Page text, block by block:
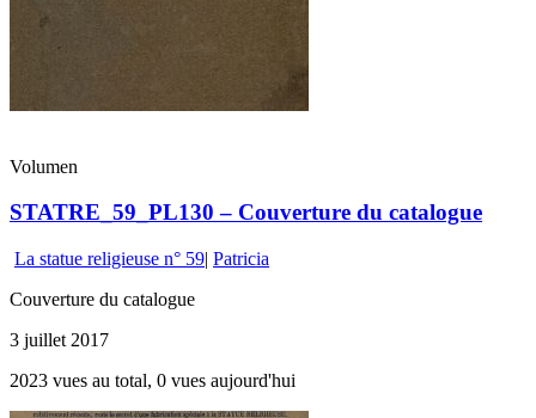
Volumen
STATRE_59_PL130 – Couverture du catalogue
La statue religieuse n° 59| Patricia
Couverture du catalogue
3 juillet 2017
2023 vues au total, 0 vues aujourd'hui